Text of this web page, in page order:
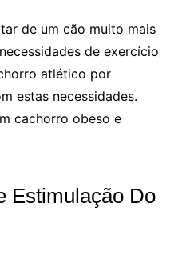
de um cão muito mais
de exercício
atlético por
estas necessidades.
cachorro obeso e
Estimulação Do